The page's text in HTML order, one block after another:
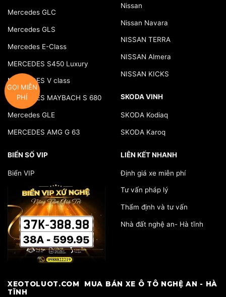
Mercedes GLC
Mercedes GLS
Mercedes E-Class
MERCEDES S450 Luxury
MERCEDES V class
MERCEDES MAYBACH S 680
Mercedes GLE
MERCEDES AMG G 63
BIỂN SỐ VIP
Biển VIP
Nissan
Nissan Navara
NISSAN TERRA
NISSAN Almera
NISSAN KICKS
SKODA VINH
SKODA Kodiaq
SKODA Karoq
LIÊN KẾT NHANH
Định giá xe miễn phí
Tư vấn pháp lý
Thẩm định và tư vấn
Nhà đất nghệ an- Hà tĩnh
​XEOTOLUOT.COM MUA BÁN XE Ô TÔ NGHỆ AN - HÀ
TĨNH
GỌI MIỄN
PHÍ